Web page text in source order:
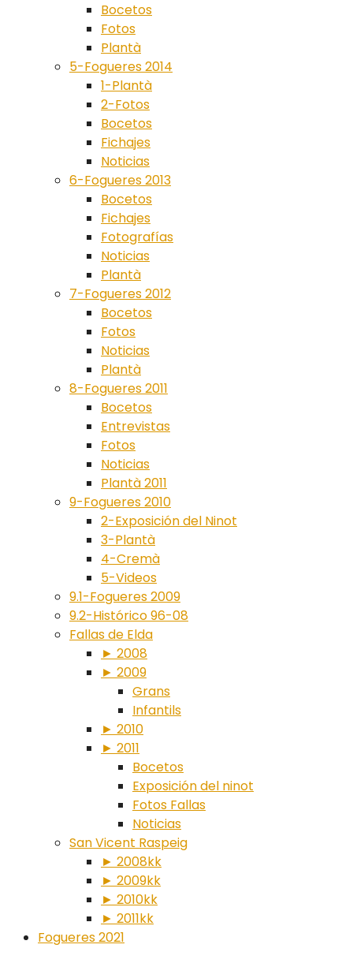
Bocetos
Fotos
Plantà
5-Fogueres 2014
1-Plantà
2-Fotos
Bocetos
Fichajes
Noticias
6-Fogueres 2013
Bocetos
Fichajes
Fotografías
Noticias
Plantà
7-Fogueres 2012
Bocetos
Fotos
Noticias
Plantà
8-Fogueres 2011
Bocetos
Entrevistas
Fotos
Noticias
Plantà 2011
9-Fogueres 2010
2-Exposición del Ninot
3-Plantà
4-Cremà
5-Videos
9.1-Fogueres 2009
9.2-Histórico 96-08
Fallas de Elda
► 2008
► 2009
Grans
Infantils
► 2010
► 2011
Bocetos
Exposición del ninot
Fotos Fallas
Noticias
San Vicent Raspeig
► 2008kk
► 2009kk
► 2010kk
► 2011kk
Fogueres 2021